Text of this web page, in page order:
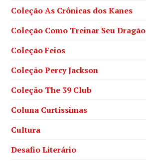
Coleção As Crônicas dos Kanes
Coleção Como Treinar Seu Dragão
Coleção Feios
Coleção Percy Jackson
Coleção The 39 Club
Coluna Curtíssimas
Cultura
Desafio Literário